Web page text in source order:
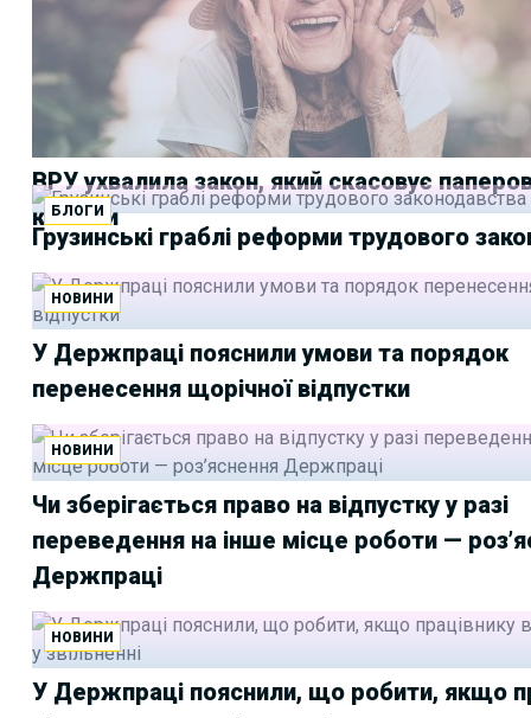
ВРУ ухвалила закон, який скасовує
книжки
БЛОГИ
Грузинські граблі реформи трудового
НОВИНИ
У Держпраці пояснили умови та порядок
перенесення щорічної відпустки
НОВИНИ
Чи зберігається право на відпустку у разі
переведення на інше місце роботи —
Держпраці
НОВИНИ
У Держпраці пояснили, що робити, якщо